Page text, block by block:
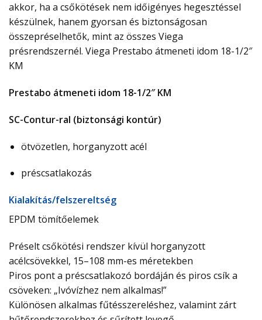
akkor, ha a csőkötések nem időigényes hegesztéssel
készülnek, hanem gyorsan és biztonságosan
összepréselhetők, mint az összes Viega
présrendszernél. Viega Prestabo átmeneti idom 18-1/2″
KM
Prestabo átmeneti idom 18-1/2″ KM
SC-Contur-ral (biztonsági kontúr)
ötvözetlen, horganyzott acél
préscsatlakozás
Ki­ala­kí­tás/­fel­sze­relt­ség
EPDM tömítőelemek
Préselt csőkötési rendszer kívül horganyzott
acélcsövekkel, 15–108 mm-es méretekben
Piros pont a préscsatlakozó bordáján és piros csík a
csöveken: „Ivóvízhez nem alkalmas!”
Különösen alkalmas fűtésszereléshez, valamint zárt